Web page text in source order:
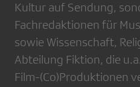
Kultur auf Sendung,
Fachredaktionen für
sowie Wissenschaft,
Abteilung Fiktion, die
Film-(Co)Produktionen